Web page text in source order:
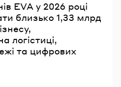
EVA у 2026 році
близько 1,33 млрд
логістиці,
та цифрових